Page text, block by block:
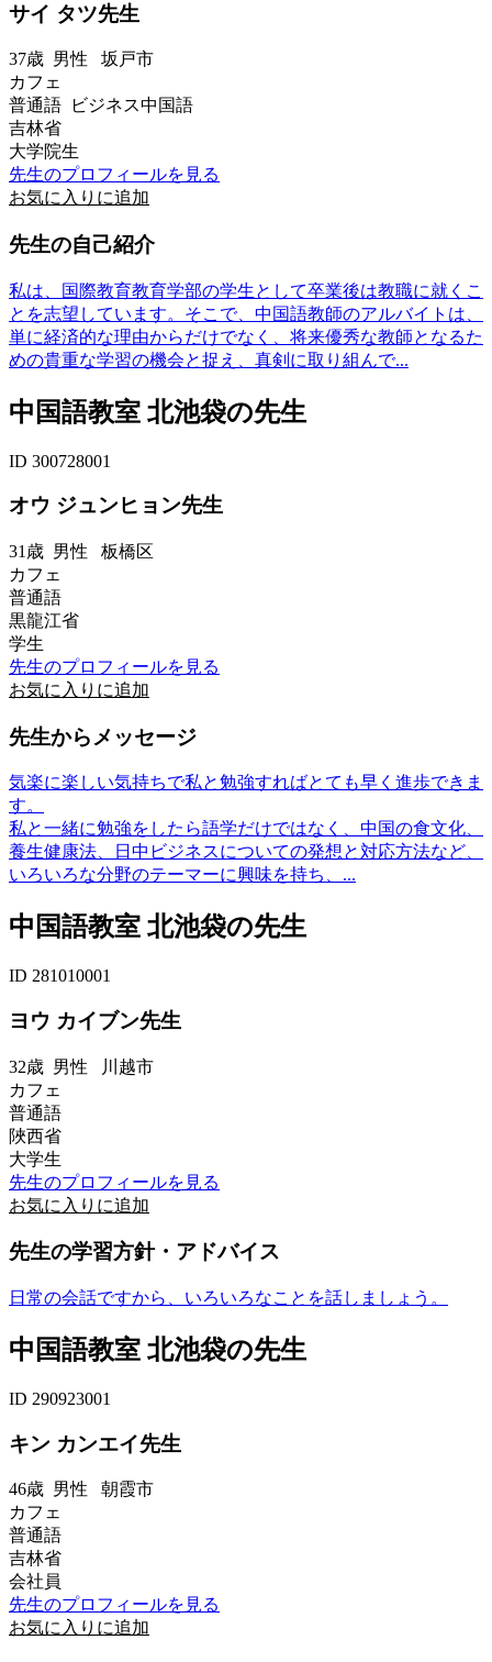
サイ タツ先生
37歳 男性 坂戸市
カフェ
普通語 ビジネス中国語
吉林省
大学院生
先生のプロフィールを見る
お気に入りに追加
先生の自己紹介
私は、国際教育教育学部の学生として卒業後は教職に就くこ
とを志望しています。そこで、中国語教師のアルバイトは、
単に経済的な理由からだけでなく、将来優秀な教師となるた
めの貴重な学習の機会と捉え、真剣に取り組んで...
中国語教室 北池袋の先生
ID 300728001
オウ ジュンヒョン先生
31歳 男性 板橋区
カフェ
普通語
黒龍江省
学生
先生のプロフィールを見る
お気に入りに追加
先生からメッセージ
気楽に楽しい気持ちで私と勉強すればとても早く進歩できま
す。
私と一緒に勉強をしたら語学だけではなく、中国の食文化、
養生健康法、日中ビジネスについての発想と対応方法など、
いろいろな分野のテーマーに興味を持ち、...
中国語教室 北池袋の先生
ID 281010001
ヨウ カイブン先生
32歳 男性 川越市
カフェ
普通語
陜西省
大学生
先生のプロフィールを見る
お気に入りに追加
先生の学習方針・アドバイス
日常の会話ですから、いろいろなことを話しましょう。
中国語教室 北池袋の先生
ID 290923001
キン カンエイ先生
46歳 男性 朝霞市
カフェ
普通語
吉林省
会社員
先生のプロフィールを見る
お気に入りに追加